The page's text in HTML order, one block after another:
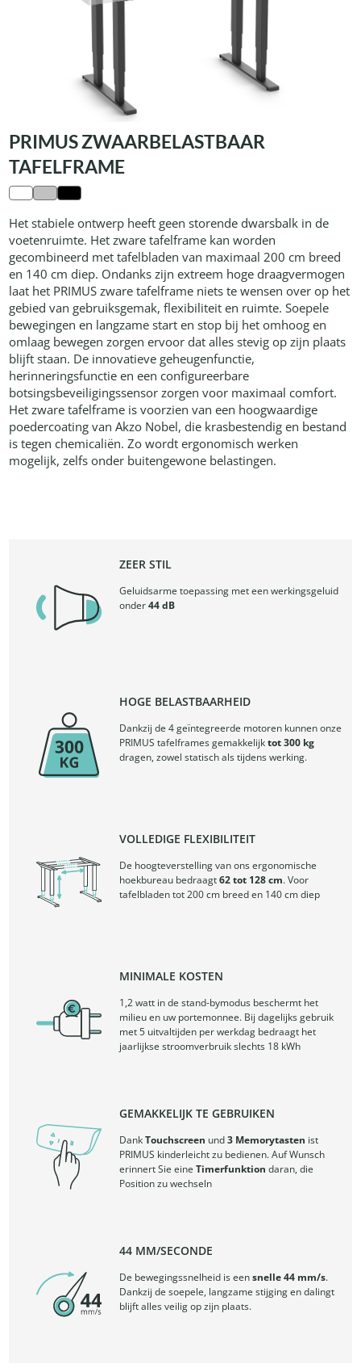
PRIMUS ZWAARBELASTBAAR
TAFELFRAME
Het stabiele ontwerp heeft geen storende dwarsbalk in de
voetenruimte. Het zware tafelframe kan worden
gecombineerd met tafelbladen van maximaal 200 cm breed
en 140 cm diep. Ondanks zijn extreem hoge draagvermogen
laat het PRIMUS zware tafelframe niets te wensen over op het
gebied van gebruiksgemak, flexibiliteit en ruimte. Soepele
bewegingen en langzame start en stop bij het omhoog en
omlaag bewegen zorgen ervoor dat alles stevig op zijn plaats
blijft staan. De innovatieve geheugenfunctie,
herinneringsfunctie en een configureerbare
botsingsbeveiligingssensor zorgen voor maximaal comfort.
Het zware tafelframe is voorzien van een hoogwaardige
poedercoating van Akzo Nobel, die krasbestendig en bestand
is tegen chemicaliën. Zo wordt ergonomisch werken
mogelijk, zelfs onder buitengewone belastingen.
ZEER STIL
Geluidsarme toepassing met een werkingsgeluid
onder44 dB
HOGE BELASTBAARHEID
Dankzij de 4 geïntegreerde motoren kunnen onze
PRIMUS tafelframes gemakkelijktot 300 kg
dragen, zowel statisch als tijdens werking.
VOLLEDIGE FLEXIBILITEIT
De hoogteverstelling van ons ergonomische
hoekbureau bedraagt ​​62 tot 128 cm. Voor
tafelbladen tot 200 cm breed en 140 cm diep
MINIMALE KOSTEN
1,2 watt in de stand-bymodus beschermt het
milieu en uw portemonnee. Bij dagelijks gebruik
met 5 uitvaltijden per werkdag bedraagt ​​het
jaarlijkse stroomverbruik slechts 18 kWh
GEMAKKELIJK TE GEBRUIKEN
DankTouchscreen und3 Memorytasten ist
PRIMUS kinderleicht zu bedienen. Auf Wunsch
erinnert Sie eineTimerfunktion daran, die
Position zu wechseln
44 MM/SECONDE
De bewegingssnelheid is eensnelle 44 mm/s.
Dankzij de soepele, langzame stijging en dalingt
blijft alles veilig op zijn plaats.